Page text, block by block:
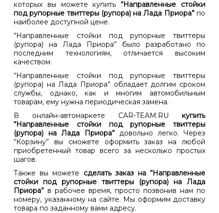
которых вы можете купить“Направленные стойки
под рупорные твиттеры (рупора) на Лада Приора”по
наиболее доступной цене.
“Направленные стойки под рупорные твиттеры
(рупора) на Лада Приора” было разработано по
последним технологиям, отличается высоким
качеством.
“Направленные стойки под рупорные твиттеры
(рупора) на Лада Приора” обладает долгим сроком
службы, однако, как и многим автомобильным
товарам, ему нужна периодическая замена.
В онлайн-автомаркете CAR-TEAM.RU купить
“Направленные стойки под рупорные твиттеры
(рупора) на Лада Приора”довольно легко. Через
“Корзину” вы сможете оформить заказ на любой
приобретенный товар всего за несколько простых
шагов.
Также вы можете сделать заказ на “Направленные
стойки под рупорные твиттеры (рупора) на Лада
Приора” в рабочее время, просто позвонив нам по
номеру, указанному на сайте. Мы оформим доставку
товара по заданному вами адресу.